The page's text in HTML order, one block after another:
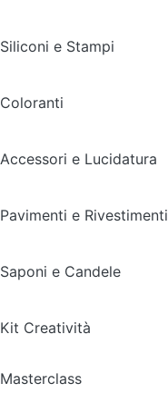
Siliconi e Stampi
Coloranti
Accessori e Lucidatura
Pavimenti e Rivestimenti
Saponi e Candele
Kit Creatività
Masterclass